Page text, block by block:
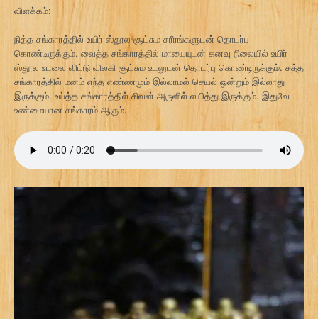
விளக்கம்:
நித்த சங்காரத்தில் உயிர் ஸ்தூல சூட்சும சரீரங்களுடன் தொடர்பு
கொண்டிருக்கும். வைத்த சங்காரத்தில் மாயையுடன் கனவு நிலையில் உயிர்
ஸ்தூல உடலை விட்டு விலகி சூட்சும உடலுடன் தொடர்பு கொண்டிருக்கும். சுத்த
சங்காரத்தில் மனம் எந்த எண்ணமும் இல்லாமல் செயல் ஒன்றும் இல்லாது
இருக்கும். உய்த்த சங்காரத்தில் சிவன் அருளில் லயித்து இருக்கும். இதுவே
உண்மையான சங்காரம் ஆகும்.